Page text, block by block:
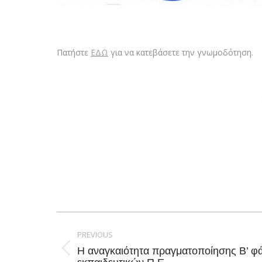
Πατήστε ΕΔΩ για να κατεβάσετε την γνωμοδότηση.
navigation
PREVIOUS
Previous
Η αναγκαιότητα πραγματοποίησης Β’